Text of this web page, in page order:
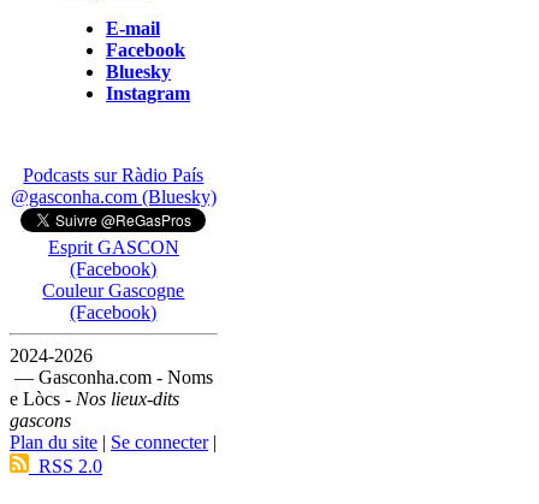
E-mail
Facebook
Bluesky
Instagram
Podcasts sur Ràdio País
@gasconha.com (Bluesky)
Esprit GASCON
(Facebook)
Couleur Gascogne
(Facebook)
2024-2026
— Gasconha.com - Noms
e Lòcs - Nos lieux-dits
gascons
Plan du site | Se connecter|
RSS 2.0